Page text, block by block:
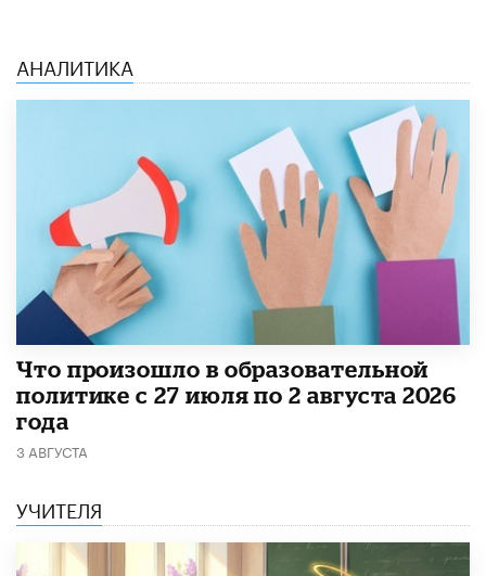
АНАЛИТИКА
​Что произошло в образовательной
политике с 27 июля по 2 августа 2026
года
3 АВГУСТА
УЧИТЕЛЯ